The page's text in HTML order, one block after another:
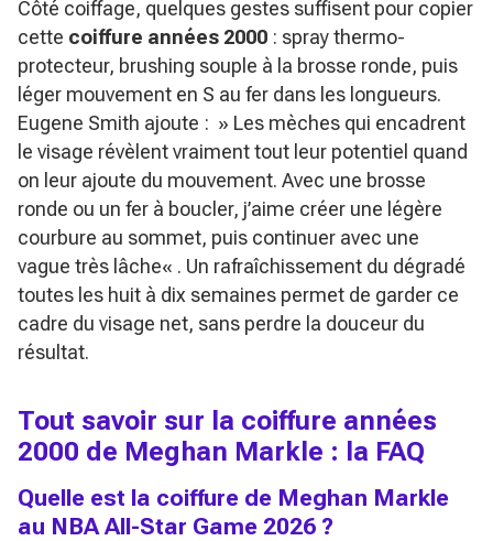
Côté coiffage, quelques gestes suffisent pour copier
cette coiffure années 2000 : spray thermo-
protecteur, brushing souple à la brosse ronde, puis
léger mouvement en S au fer dans les longueurs.
Eugene Smith ajoute : » Les mèches qui encadrent
le visage révèlent vraiment tout leur potentiel quand
on leur ajoute du mouvement. Avec une brosse
ronde ou un fer à boucler, j’aime créer une légère
courbure au sommet, puis continuer avec une
vague très lâche« . Un rafraîchissement du dégradé
toutes les huit à dix semaines permet de garder ce
cadre du visage net, sans perdre la douceur du
résultat.
Tout savoir sur la coiffure années
2000 de Meghan Markle : la FAQ
Quelle est la coiffure de Meghan Markle
au NBA All-Star Game 2026 ?